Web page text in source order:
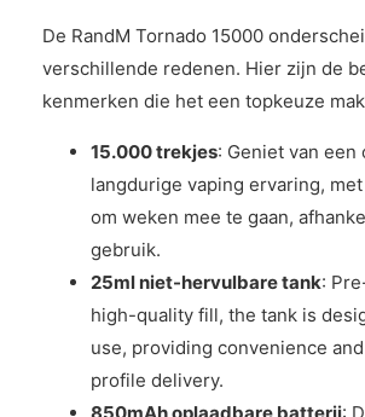
De RandM Tornado 15000
verschillende redenen. Hier zijn de
kenmerken die het een topkeuze
15.000 trekjes: Geniet van
langdurige vaping ervaring,
om weken mee te gaan,
gebruik.
25ml niet-hervulbare tank:
high-quality fill, the tank is
use, providing convenience
profile delivery.